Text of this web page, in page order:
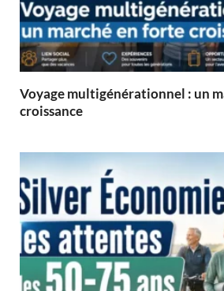
Voyage multigénérationnel : un
croissance